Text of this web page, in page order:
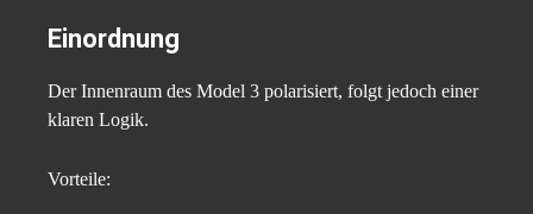
Einordnung
Der Innenraum des Model 3 polarisiert, folgt jedoch einer
klaren Logik.
Vorteile: